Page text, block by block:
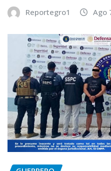
Reportegro1 Ago